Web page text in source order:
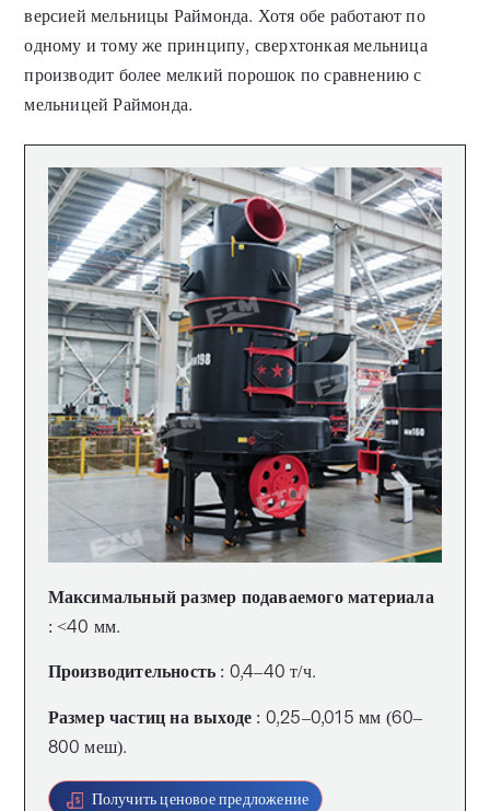
версией мельницы Раймонда. Хотя обе работают по
одному и тому же принципу, сверхтонкая мельница
производит более мелкий порошок по сравнению с
мельницей Раймонда.
Максимальный размер подаваемого материала
: <40 мм.
Производительность : 0,4–40 т/ч.
Размер частиц на выходе : 0,25–0,015 мм (60–
800 меш).
Получить ценовое предложение